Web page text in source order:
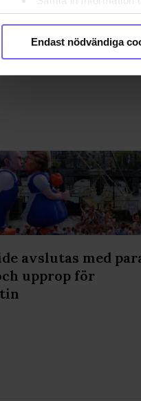
Identifiera din enhet
Ta reda på mer om hur
godkänner våra cookies vid
Endast nödvändiga
avslutas med
upprop för